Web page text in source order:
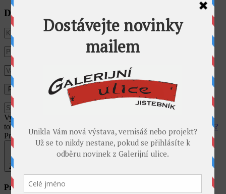
Dostávat novinky e-mailem
Využíváme cookies pro analýzu návštěvnosti webu. Používáním
tohoto webu s tím vyjadřujete souhlas.
Souhlasím
Co jsou cookies?
Privacy & Cookies Policy
Zavřít
Privacy Overview